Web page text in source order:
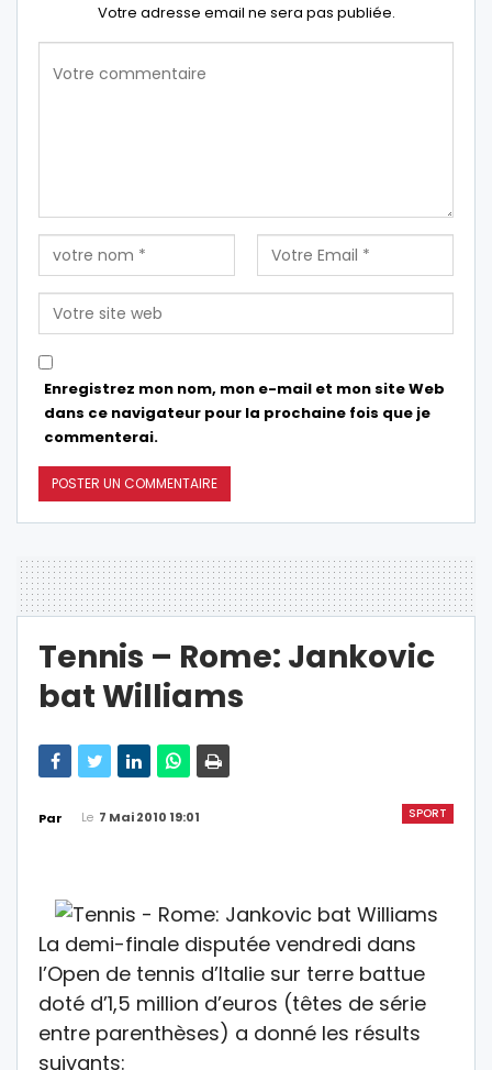
Votre adresse email ne sera pas publiée.
Enregistrez mon nom, mon e-mail et mon site Web
dans ce navigateur pour la prochaine fois que je
commenterai.
Tennis – Rome: Jankovic
bat Williams
SPORT
Par Le 7 Mai 2010 19:01
La demi-finale disputée vendredi dans
l’Open de tennis d’Italie sur terre battue
doté d’1,5 million d’euros (têtes de série
entre parenthèses) a donné les résults
suivants: